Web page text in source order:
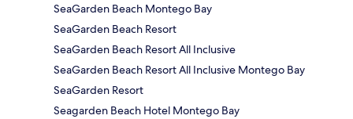
SeaGarden Beach Montego Bay
SeaGarden Beach Resort
SeaGarden Beach Resort All Inclusive
SeaGarden Beach Resort All Inclusive Montego Bay
SeaGarden Resort
Seagarden Beach Hotel Montego Bay